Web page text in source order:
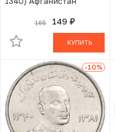
165 149 руб.
В КОРЗИНЕ
КУПИТЬ
-10%